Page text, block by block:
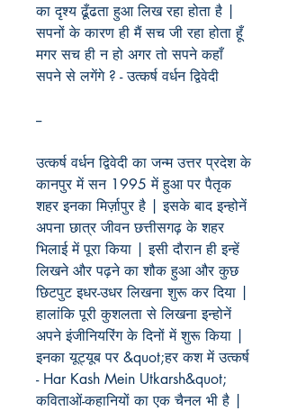
का दृश्य ढूँढता हुआ लिख रहा होता है |
सपनों के कारण ही मैं सच जी रहा होता हूँ
मगर सच ही न हो अगर तो सपने कहाँ
सपने से लगेंगे ? - उत्कर्ष वर्धन द्विवेदी
--
उत्कर्ष वर्धन द्विवेदी का जन्म उत्तर प्रदेश के
कानपुर में सन 1995 में हुआ पर पैतृक
शहर इनका मिर्ज़ापुर है | इसके बाद इन्होनें
अपना छात्र जीवन छत्तीसगढ़ के शहर
भिलाई में पूरा किया | इसी दौरान ही इन्हें
लिखने और पढ़ने का शौक हुआ और कुछ
छिटपुट इधर-उधर लिखना शुरू कर दिया |
हालांकि पूरी कुशलता से लिखना इन्होनें
अपने इंजीनियरिंग के दिनों में शुरू किया |
इनका यूट्यूब पर &quot;हर कश में उत्कर्ष
- Har Kash Mein Utkarsh&quot;
कविताओं-कहानियों का एक चैनल भी है |